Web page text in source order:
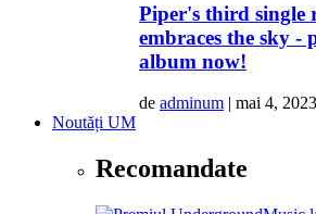
Piper's third single
embraces the sky -
album now!
de adminum | mai 4, 2023
Noutăți UM
Recomandate